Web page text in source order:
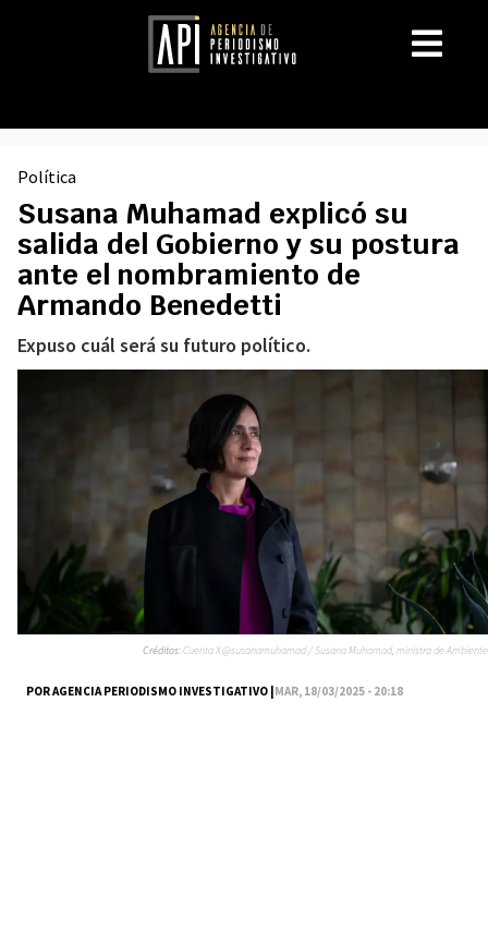
Política
Susana Muhamad explicó su
salida del Gobierno y su postura
ante el nombramiento de
Armando Benedetti
Expuso cuál será su futuro político.
POR AGENCIA PERIODISMO INVESTIGATIVO |MAR, 18/03/2025 - 20:18
Créditos:Cuenta X @susanamuhamad / Susana Muhamad, ministra de Ambiente